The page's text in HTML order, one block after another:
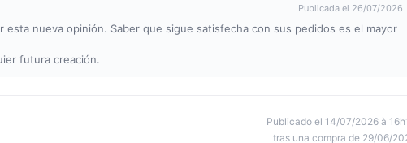
Publicada el 26/07/2026
esta nueva opinión. Saber que sigue satisfecha con sus pedidos es el mayor
futura creación.
Publicado el 14/07/2026 à
tras una compra de 29/06/